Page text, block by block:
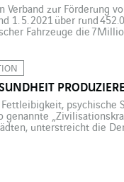
Verband zur Förderung
1. 5. 2021 über rund
Fahrzeuge die
vor, ein „R2S 4 Mobility-
psychische
genannte
unterstreicht die